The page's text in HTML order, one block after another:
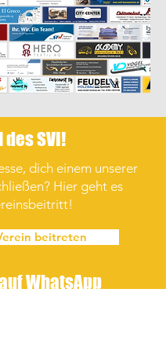
des SVI!
dich einem unserer
Hier geht es
beitreten
WhatsApp